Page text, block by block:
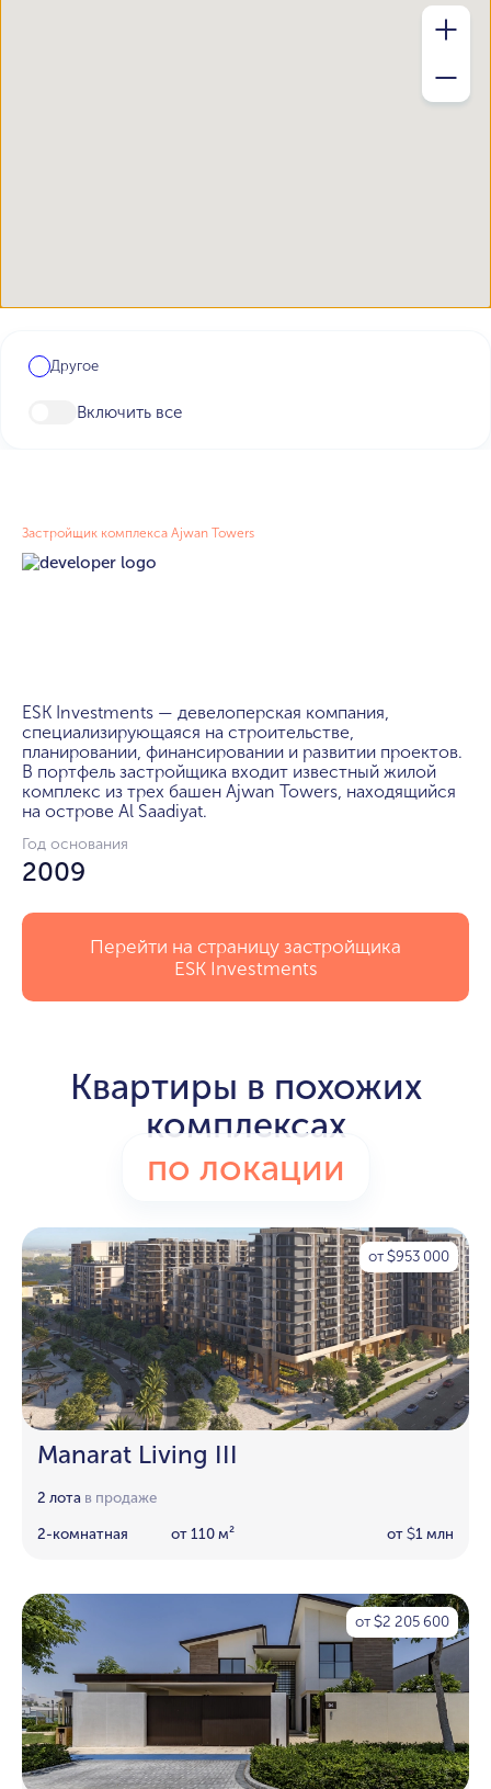
Другое
Включить все
Застройщик комплекса Ajwan Towers
ESK Investments — девелоперская компания,
специализирующаяся на строительстве,
планировании, финансировании и развитии проектов.
В портфель застройщика входит известный жилой
комплекс из трех башен Ajwan Towers, находящийся
на острове Al Saadiyat.
Год основания
2009
Перейти на страницу застройщика
ESK Investments
Квартиры в похожих
комплексах
по локации
от $953 000
Manarat Living III
2 лота в продаже
2-комнатная от 110 м² от $1 млн
от $2 205 600